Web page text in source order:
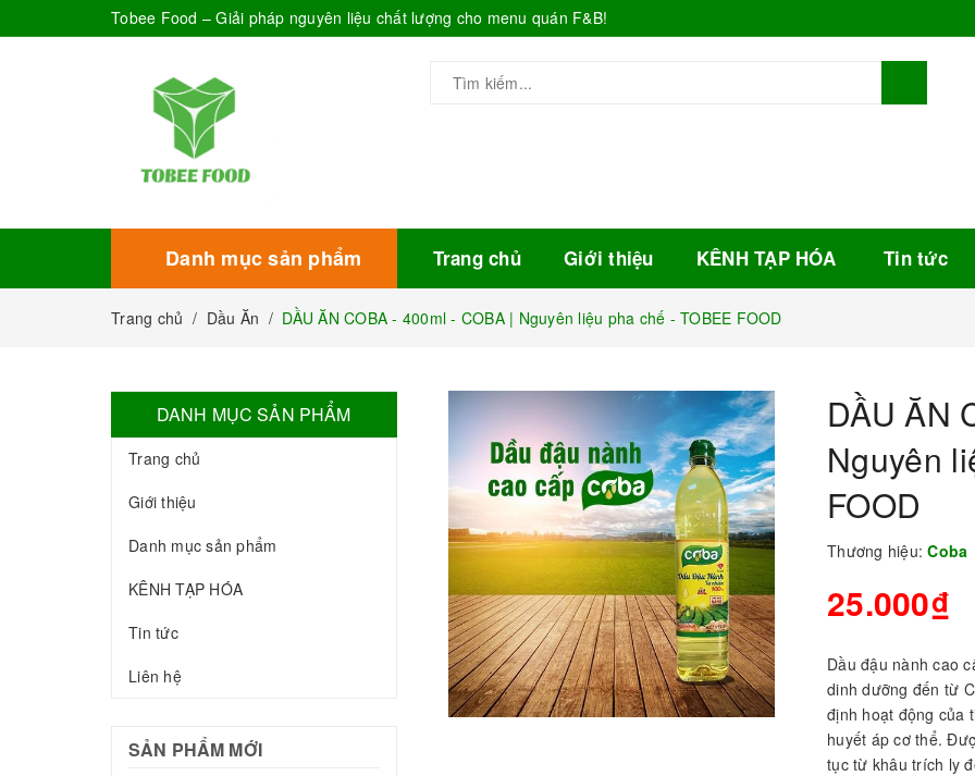
Tobee Food – Giải pháp nguyên liệu chất lượng cho menu quán F&B!
Danh mục sản phẩm Trang chủ Giới thiệu KÊNH TẠP HÓA Tin tức
Trang chủ / Dầu Ăn / DẦU ĂN COBA - 400ml - COBA | Nguyên liệu pha chế - TOBEE FOOD
DẦU ĂN
Nguyên
FOOD
Thương hiệu: Coba
25.000₫
Dầu đậu nành cao
dinh dưỡng đến từ
định hoạt động của
huyết áp cơ thể.
tục từ khâu trích ly
DANH MỤC SẢN PHẨM
Trang chủ
Giới thiệu
Danh mục sản phẩm
KÊNH TẠP HÓA
Tin tức
Liên hệ
SẢN PHẨM MỚI